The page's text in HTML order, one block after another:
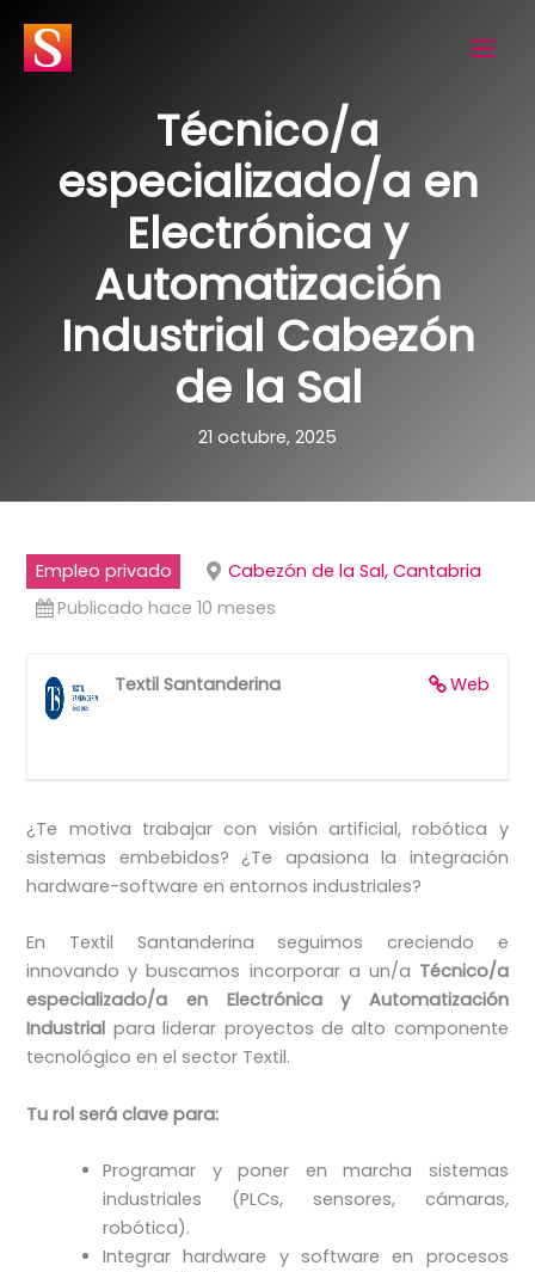
contenido
Técnico/a
especializado/a en
Electrónica y
Automatización
Industrial Cabezón
de la Sal
21 octubre, 2025
Empleo privado
Cabezón de la Sal, Cantabria
Publicado hace 10 meses
Web
Textil Santanderina
¿Te motiva trabajar con visión artificial, robótica y
sistemas embebidos? ¿Te apasiona la integración
hardware-software en entornos industriales?
En Textil Santanderina seguimos creciendo e
innovando y buscamos incorporar a un/a Técnico/a
especializado/a en Electrónica y Automatización
Industrial para liderar proyectos de alto componente
tecnológico en el sector Textil.
Tu rol será clave para:
Programar y poner en marcha sistemas
industriales (PLCs, sensores, cámaras,
robótica).
Integrar hardware y software en procesos